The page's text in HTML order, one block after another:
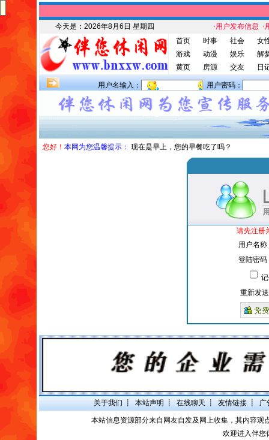
今天是： 2026年8月6日 星期四 ·用户发布信息 ·
首页
时事 社会
女
游戏
动漫 娱乐
解
黄页
房源 交友 日
用户名输入： 用户密码：
您好！ 本网为您温馨提示： 现在是早上，您的早餐吃了吗？
请先注册
用户名
登陆密
重新发
关于我们 ┋ 本站声明 ┋ 在线聊天 ┋ 友情链接 ┋ 广
本站信息资源部分来自网友自发及网上收集，其内容
欢迎进入伴您